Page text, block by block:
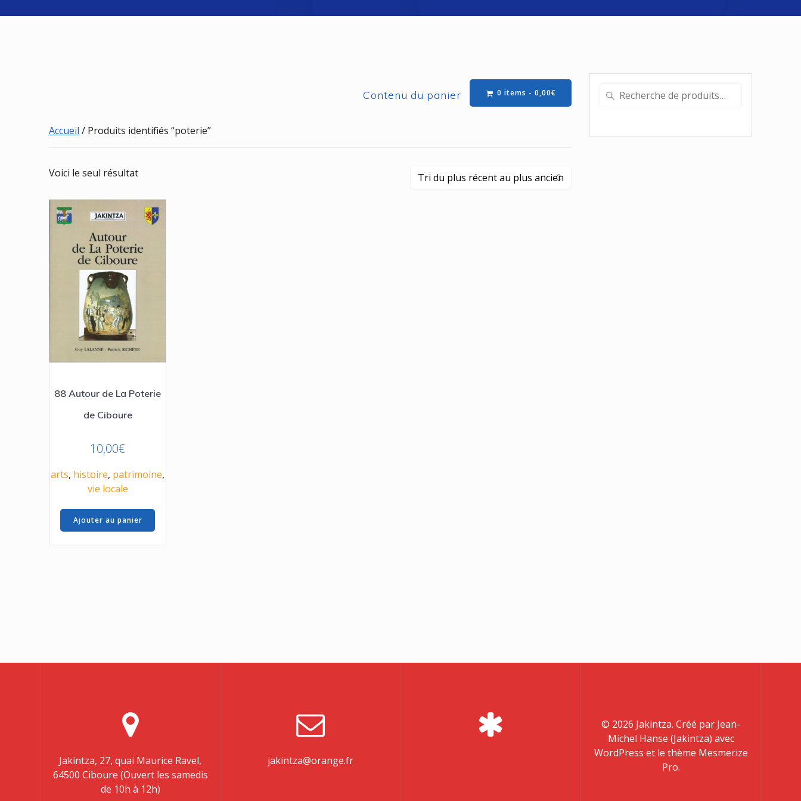
0 items -0,00€
Accueil / Produits identifiés “poterie”
Voici le seul résultat
88 Autour de La Poterie
de Ciboure
10,00€
arts, histoire, patrimoine,
vie locale
Ajouter au panier
Recherche
pour :
Jakintza, 27, quai Maurice Ravel,
64500 Ciboure (Ouvert les samedis
de 10h à 12h)
jakintza@orange.fr
© 2026 Jakintza. Créé par Jean-
Michel Hanse (Jakintza) avec
WordPress et le thème Mesmerize
Pro.